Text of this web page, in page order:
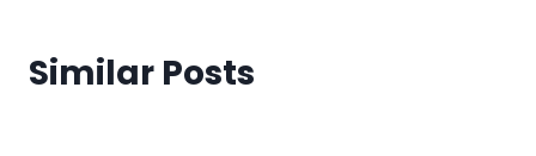
Similar Posts